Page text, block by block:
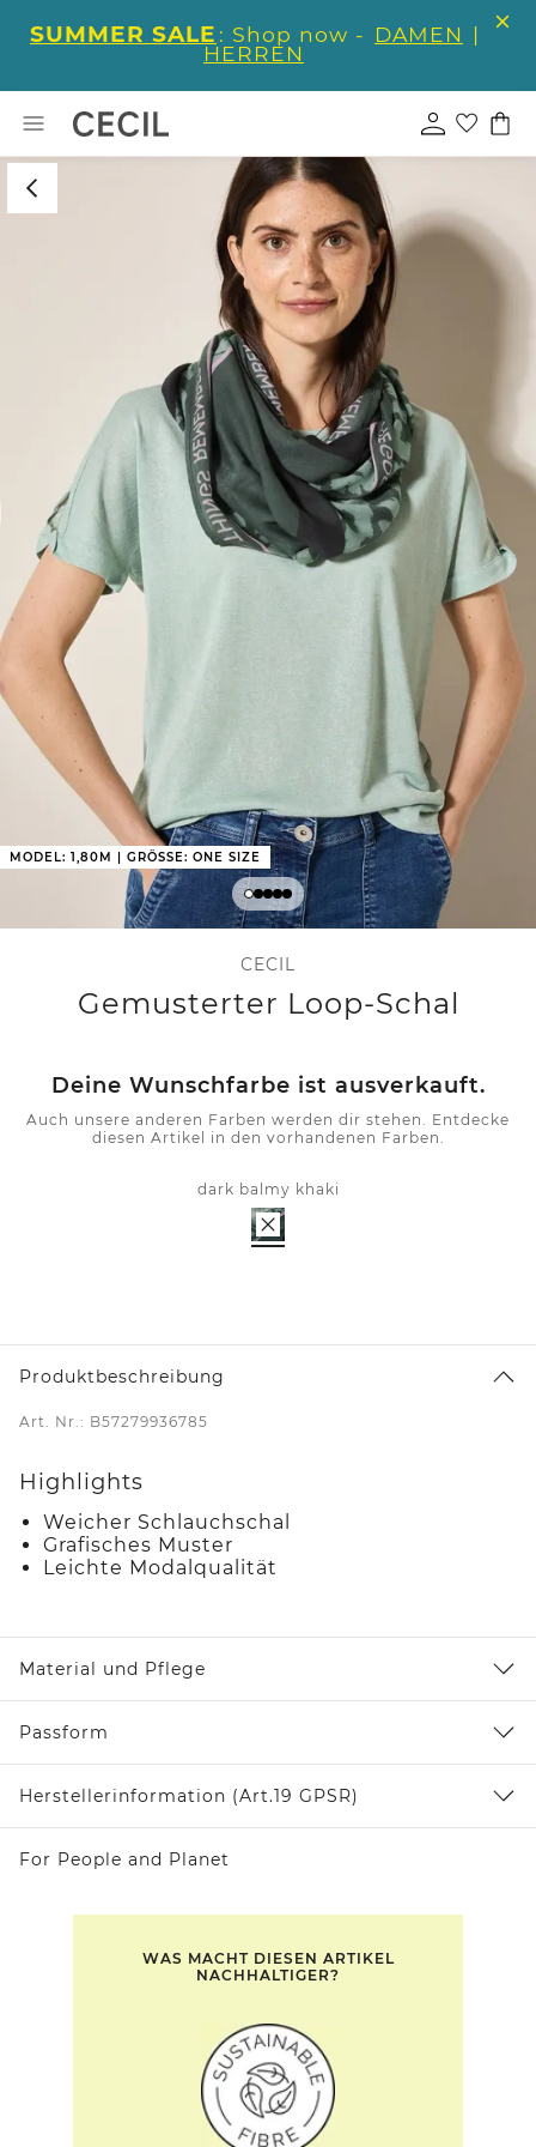
SUMMER SALE : Shop now - DAMEN |
HERREN
MODEL: 1,80M | GRÖSSE: ONE SIZE
CECIL
Gemusterter Loop-Schal
Deine Wunschfarbe ist ausverkauft.
Auch unsere anderen Farben werden dir stehen. Entdecke
diesen Artikel in den vorhandenen Farben.
dark balmy khaki
Produktbeschreibung
Art. Nr.: B57279936785
Highlights
Weicher Schlauchschal
Grafisches Muster
Leichte Modalqualität
Material und Pflege
Passform
Herstellerinformation (Art.19 GPSR)
For People and Planet
WAS MACHT DIESEN ARTIKEL
NACHHALTIGER?